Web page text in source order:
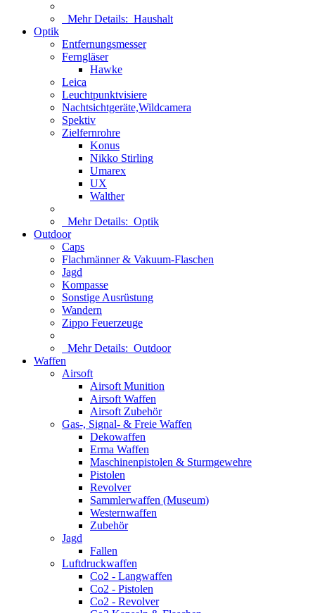
Mehr Details: Haushalt
Optik
Entfernungsmesser
Ferngläser
Hawke
Leica
Leuchtpunktvisiere
Nachtsichtgeräte,Wildcamera
Spektiv
Zielfernrohre
Konus
Nikko Stirling
Umarex
UX
Walther
Mehr Details: Optik
Outdoor
Caps
Flachmänner & Vakuum-Flaschen
Jagd
Kompasse
Sonstige Ausrüstung
Wandern
Zippo Feuerzeuge
Mehr Details: Outdoor
Waffen
Airsoft
Airsoft Munition
Airsoft Waffen
Airsoft Zubehör
Gas-, Signal- & Freie Waffen
Dekowaffen
Erma Waffen
Maschinenpistolen & Sturmgewehre
Pistolen
Revolver
Sammlerwaffen (Museum)
Westernwaffen
Zubehör
Jagd
Fallen
Luftdruckwaffen
Co2 - Langwaffen
Co2 - Pistolen
Co2 - Revolver